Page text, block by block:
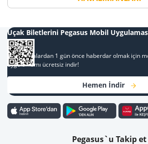
Uçak Biletlerini Pegasus Mobil
Al
Kampanyalardan 1 gün önce haberdar olmak için
uygulamamı ücretsiz indir!
Hemen İndir
Pegasus`u Takip et